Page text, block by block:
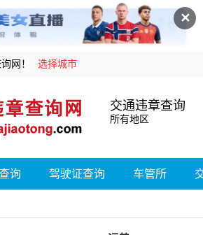
✕
网！ 选择城市
交通违章查询
所有地区
询 驾驶证查询 车管所